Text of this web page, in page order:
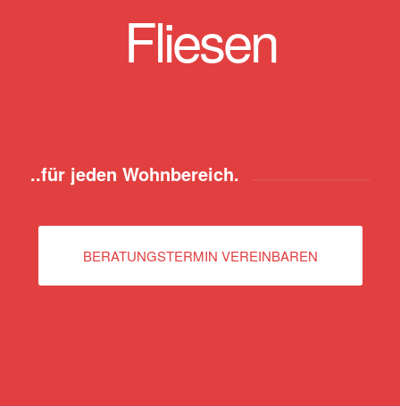
Fliesen
..für jeden Wohnbereich.
BERATUNGSTERMIN VEREINBAREN